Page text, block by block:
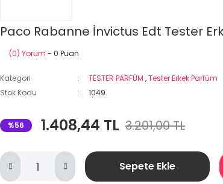
Paco Rabanne İnvictus Edt Tester
(0) Yorum - 0 Puan
Kategori TESTER PARFÜM ,Tester Erkek Parfüm
Stok Kodu
1049
%56 1.408,44 TL 3.201,00 TL
Sepete Ekle